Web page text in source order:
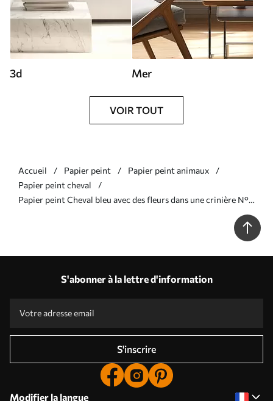
3d Mer
VOIR TOUT
Accueil Papier peint
Papier peint animaux
Papier peint cheval
Papier peint Cheval bleu avec des fleurs dans une crinière N°
S'abonner à la lettre d'information
S'inscrire
Modifier la langue